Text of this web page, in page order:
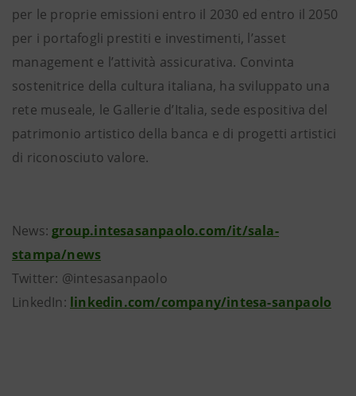
per le proprie emissioni entro il 2030 ed entro il 2050
per i portafogli prestiti e investimenti, l’asset
management e l’attività assicurativa. Convinta
sostenitrice della cultura italiana, ha sviluppato una
rete museale, le Gallerie d’Italia, sede espositiva del
patrimonio artistico della banca e di progetti artistici
di riconosciuto valore.
News: group.intesasanpaolo.com/it/sala-
stampa/news
Twitter: @intesasanpaolo
LinkedIn: linkedin.com/company/intesa-sanpaolo